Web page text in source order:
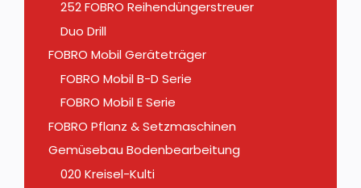
252 FOBRO Reihendüngerstreuer
Duo Drill
FOBRO Mobil Geräteträger
FOBRO Mobil B-D Serie
FOBRO Mobil E Serie
FOBRO Pflanz & Setzmaschinen
Gemüsebau Bodenbearbeitung
020 Kreisel-Kulti